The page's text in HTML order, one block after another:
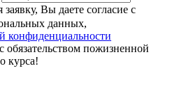
заявку, Вы даете согласие с
данных,
конфиденциальности
пожизненной
курса!